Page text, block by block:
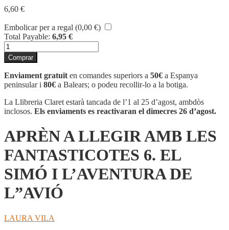
6,60 €
Embolicar per a regal (0,00 €)
Total Payable: 6,95 €
quantitat
de
APRÈN
A
LLEGIR
AMB
LES
FANTASTICOTES
SIMÓ
L'AVENTURA
L''AVIÓ
Comprar
Enviament gratuït en comandes superiors a 50€ a Espanya
peninsular i 80€ a Balears; o podeu recollir-lo a la botiga.
La Llibreria Claret estarà tancada de l’1 al 25 d’agost, ambdòs
inclosos. Els enviaments es reactivaran el dimecres 26 d’agost.
APRÈN A LLEGIR AMB LES
FANTASTICOTES 6. EL
SIMÓ I L’AVENTURA DE
L”AVIÓ
LAURA VILA